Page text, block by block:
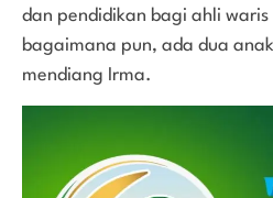
dan pendidikan bagi ahli
bagaimana pun, ada dua
mendiang Irma.